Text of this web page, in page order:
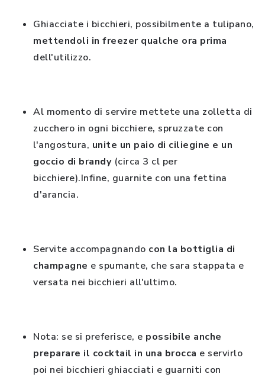
Ghiacciate i bicchieri, possibilmente a tulipano,
mettendoli in freezer qualche ora prima
dell'utilizzo.
Al momento di servire mettete una zolletta di
zucchero in ogni bicchiere, spruzzate con
l'angostura, unite un paio di ciliegine e un
goccio di brandy (circa 3 cl per
bicchiere).Infine, guarnite con una fettina
d'arancia.
Servite accompagnando con la bottiglia di
champagne e spumante, che sara stappata e
versata nei bicchieri all'ultimo.
Nota: se si preferisce, e possibile anche
preparare il cocktail in una brocca e servirlo
poi nei bicchieri ghiacciati e guarniti con